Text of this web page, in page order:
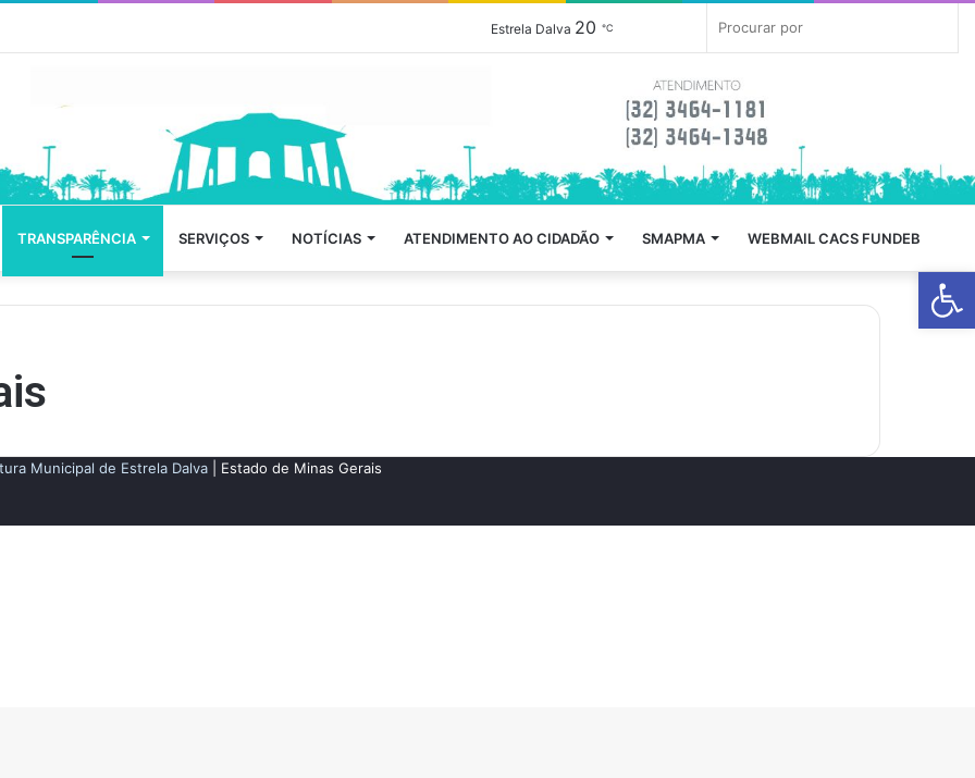
Mudar
para
Modo
Escuro
Claro
Lateral
Estrela Dalva 20 ℃
TRANSPARÊNCIA SERVIÇOS NOTÍCIAS ATENDIMENTO AO CIDADÃO SMAPMA WEBMAIL CACS FUNDEB
Municipal de Estrela Dalva | Estado de Minas Gerais
Barra de